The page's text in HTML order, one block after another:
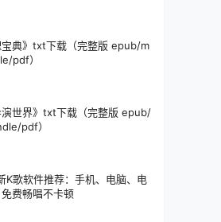
宝典》txt下载（完整版 epub/m
pdf）
演世界》txt下载（完整版 epub/
pdf）
K歌软件推荐：手机、电脑、电
费畅唱不卡顿